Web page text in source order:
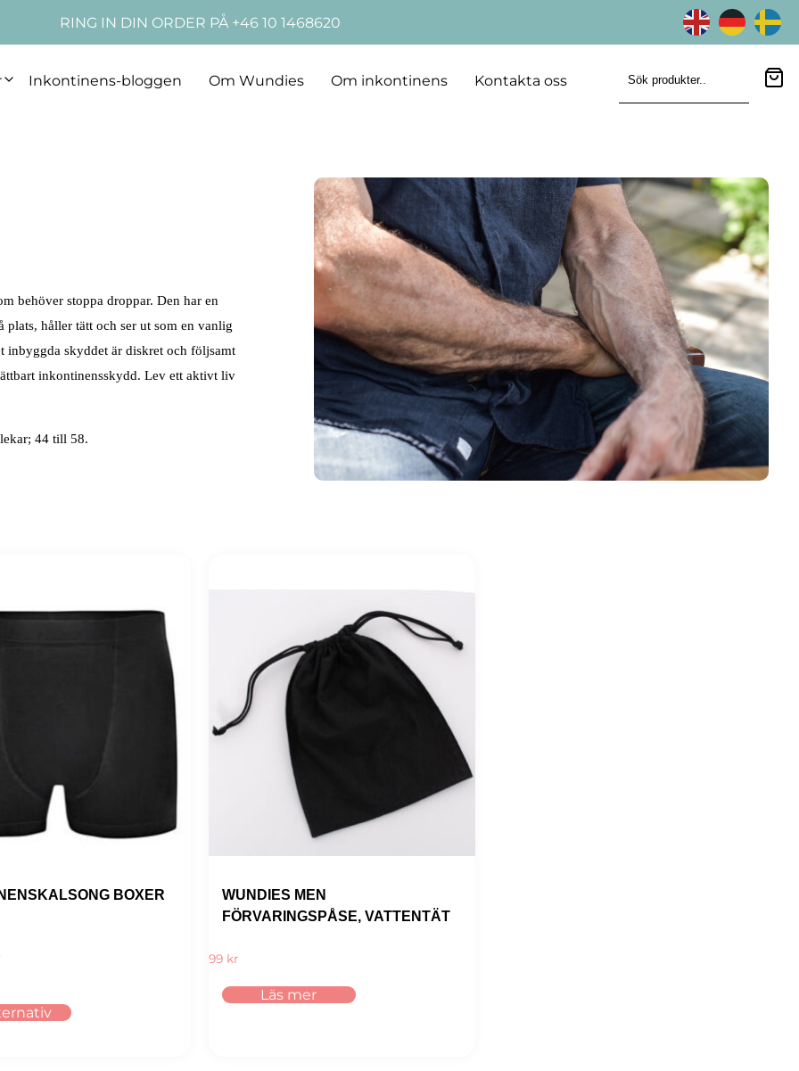
RING IN DIN ORDER PÅ +46 10 1468620
Inkontinens-bloggen Om Wundies Om inkontinens Kontakta oss Sök produkter..
behöver stoppa droppar. Den har en
håller tätt och ser ut som en vanlig
inbyggda skyddet är diskret och följsamt
inkontinensskydd. Lev ett aktivt liv
44 till 58.
BOXER
WUNDIES MEN
FÖRVARINGSPÅSE, VATTENTÄT
99 kr
Läs mer